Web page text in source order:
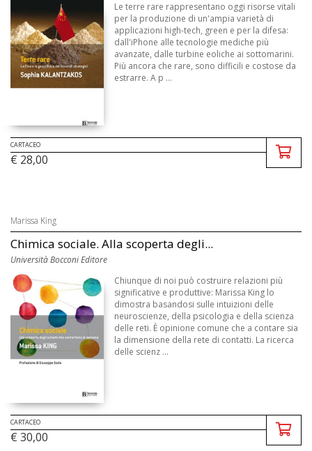
Le terre rare rappresentano oggi risorse vitali
per la produzione di un'ampia varietà di
applicazioni high-tech, green e per la difesa:
dall'iPhone alle tecnologie mediche più
avanzate, dalle turbine eoliche ai sottomarini.
Più ancora che rare, sono difficili e costose da
estrarre. A p ...
CARTACEO
€ 28,00
Marissa King
Chimica sociale. Alla scoperta degli...
Università Bocconi Editore
Chiunque di noi può costruire relazioni più
significative e produttive: Marissa King lo
dimostra basandosi sulle intuizioni delle
neuroscienze, della psicologia e della scienza
delle reti. È opinione comune che a contare sia
la dimensione della rete di contatti. La ricerca
delle scienz ...
CARTACEO
€ 30,00